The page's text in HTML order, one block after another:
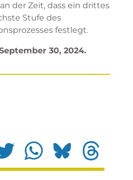
der Zeit, dass ein drittes
Stufe des
festlegt.
30, 2024.
Twitter WhatsApp Bluesky